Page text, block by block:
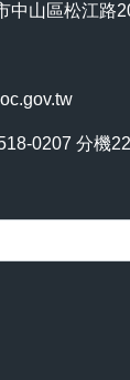
中山區松江路
0207 分機22